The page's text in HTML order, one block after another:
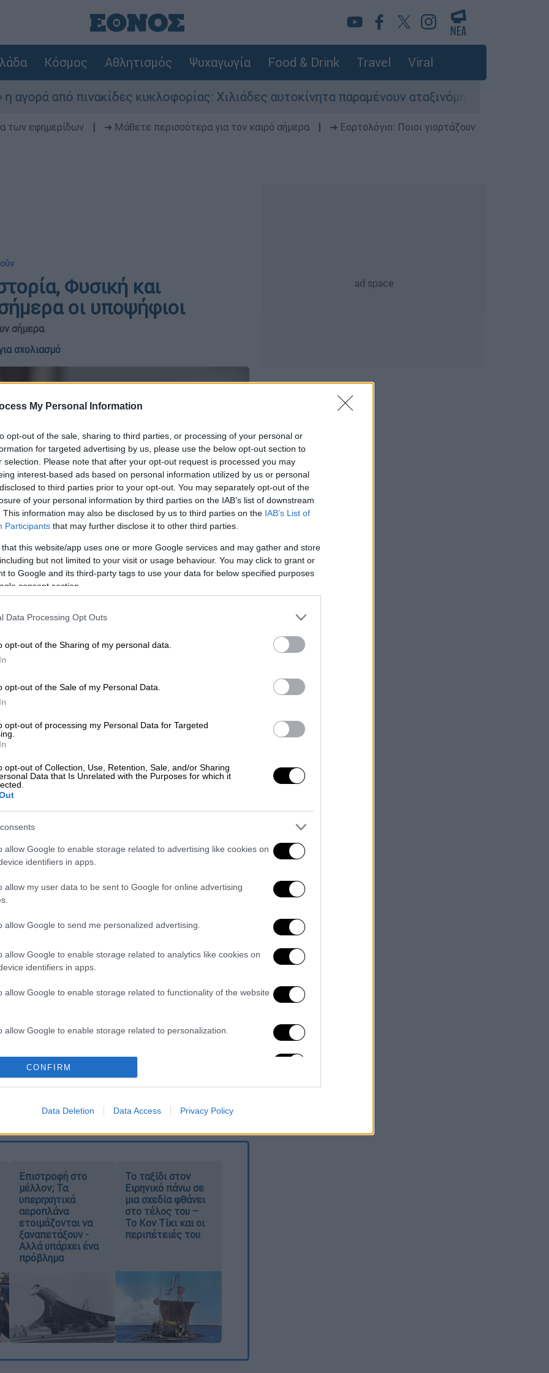
My Personal Information
opt-out of the sale, sharing to third parties, or processing of your personal or
for targeted advertising by us, please use the below opt-out section to
selection. Please note that after your opt-out request is processed you may
interest-based ads based on personal information utilized by us or personal
to third parties prior to your opt-out. You may separately opt-out of the
of your personal information by third parties on the IAB’s list of downstream
This information may also be disclosed by us to third parties on the IAB’s List of
Participants that may further disclose it to other third parties.
that this website/app uses one or more Google services and may gather and store
but not limited to your visit or usage behaviour. You may click to grant or
to Google and its third-party tags to use your data for below specified purposes
consent section.
Data Processing Opt Outs
opt-out of the Sharing of my personal data.
opt-out of the Sale of my Personal Data.
opt-out of processing my Personal Data for Targeted
opt-out of Collection, Use, Retention, Sale, and/or Sharing
Data that Is Unrelated with the Purposes for which it
allow Google to enable storage related to advertising like cookies on
identifiers in apps.
allow my user data to be sent to Google for online advertising
allow Google to send me personalized advertising.
allow Google to enable storage related to analytics like cookies on
identifiers in apps.
allow Google to enable storage related to functionality of the website
allow Google to enable storage related to personalization.
allow Google to enable storage related to security, including
functionality and fraud prevention, and other user protection.
CONFIRM
Data Deletion Data Access Privacy Policy
Κόσμος Αθλητισμός Ψυχαγωγία Food & Drink Travel Viral
από πινακίδες κυκλοφορίας: Χιλιάδες αυτοκίνητα παραμένουν αταξινόμητα - Λύση αναζητά
των εφημερίδων ➔ Μάθετε περισσότερα για τον καιρό σήμερα
➔ Εορτολόγιο: Ποιοι γιορτάζουν
Φυσική και
οι υποψήφιοι
σήμερα
σχολιασμό
το ΕΘΝΟΣ στη Google
των ΓΕΛ, που διεκδικούν μία θέση
ερχόμενη ακαδημαϊκή χρονιά.
θα εξεταστούν στα μαθήματα:
(Ο.Π. Θετικών Σπουδών και Σπουδών
και Πληροφορικής).
έχει καθοριστεί να γίνεται στις
να προσέρχονται στις αίθουσες εξέτασης
μαθήματος είναι τρεις (3) ώρες.
ΕΘΝΟΣ θα παρεμβαίνει και τα προσβλητικά σχόλια θα
Επιστροφή στο
μέλλον; Τα
υπερηχητικά
αεροπλάνα
ετοιμάζονται να
ξαναπετάξουν -
Αλλά υπάρχει ένα
πρόβλημα
Το ταξίδι στον
Ειρηνικό πάνω σε
μια σχεδία φθάνει
στο τέλος του –
Το Κον Τίκι και οι
περιπέτειές του